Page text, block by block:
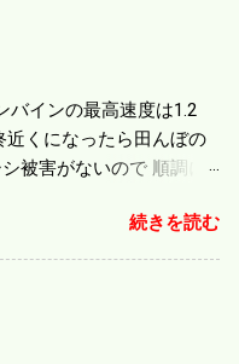
バインの最高速度は1.2
くになったら田んぼの
被害がないので 順調に
になり 幅は約2ｍだから
ある。 実際は回転した
続きを読む